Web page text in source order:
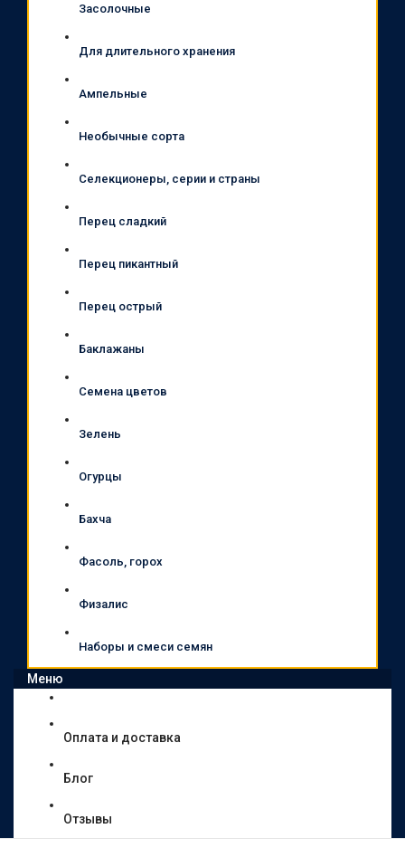
Засолочные
Для длительного хранения
Ампельные
Необычные сорта
Селекционеры, серии и страны
Перец сладкий
Перец пикантный
Перец острый
Баклажаны
Семена цветов
Зелень
Огурцы
Бахча
Фасоль, горох
Физалис
Наборы и смеси семян
Меню
Оплата и доставка
Блог
Отзывы